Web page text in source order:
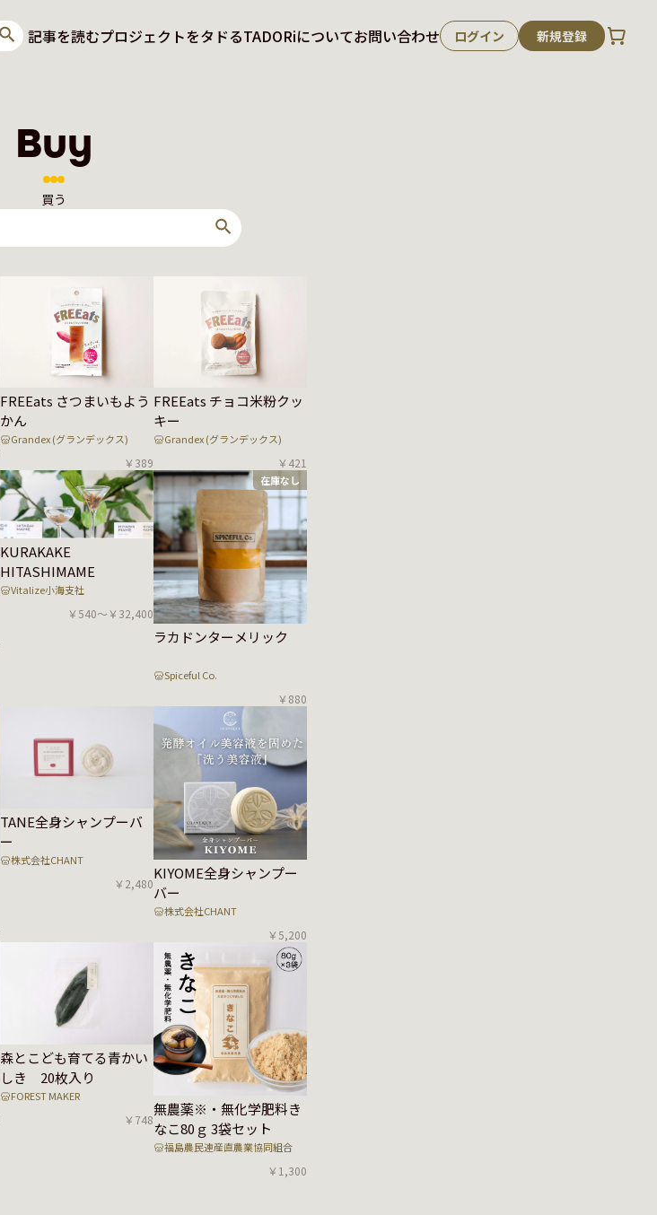
記事を読むプロジェクトをタドるTADORiについてお問い合わせ ログイン 新規登録
Buy
買う
FREEats さつまいもよう
かん
Grandex (グランデックス)
￥389
FREEats チョコ米粉クッ
キー
Grandex (グランデックス)
￥421
KURAKAKE
HITASHIMAME
Vitalize小海支社
￥540〜￥32,400
ラカドンターメリック
Spiceful Co.
￥880
在庫なし
TANE全身シャンプーバ
ー
株式会社CHANT
￥2,480
KIYOME全身シャンプー
バー
株式会社CHANT
￥5,200
森とこども育てる青かい
しき 20枚入り
FOREST MAKER
￥748
無農薬※・無化学肥料き
なこ80ｇ 3袋セット
福島農民連産直農業協同組合
￥1,300